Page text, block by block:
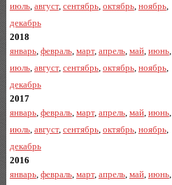
июль, август, сентябрь, октябрь, ноябрь,
декабрь
2018
январь, февраль, март, апрель, май, июнь,
июль, август, сентябрь, октябрь, ноябрь,
декабрь
2017
январь, февраль, март, апрель, май, июнь,
июль, август, сентябрь, октябрь, ноябрь,
декабрь
2016
январь, февраль, март, апрель, май, июнь,